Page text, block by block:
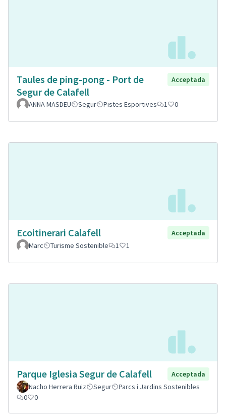
Taules de ping-pong - Port de
Segur de Calafell
Acceptada
ANNA MASDEU Segur Pistes Esportives 1 0
Ecoitinerari Calafell
Acceptada
Marc
Turisme Sostenible 1 1
Parque Iglesia Segur de Calafell
Acceptada
Nacho Herrera Ruiz
Segur
Parcs i Jardins Sostenibles
0
0